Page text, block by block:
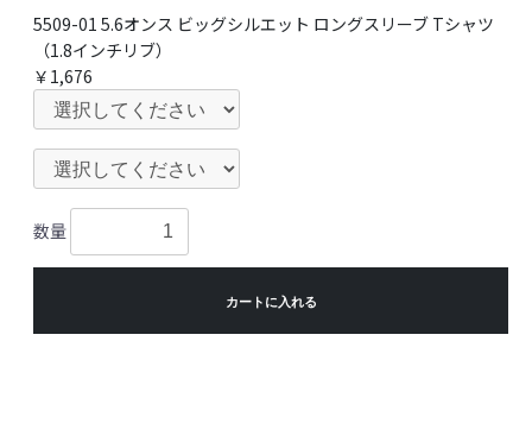
5509-01 5.6オンス ビッグシルエット ロングスリーブ Tシャツ
（1.8インチリブ）
￥1,676
数量
カートに入れる